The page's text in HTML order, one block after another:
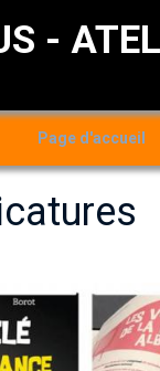
-
Page d'accueil